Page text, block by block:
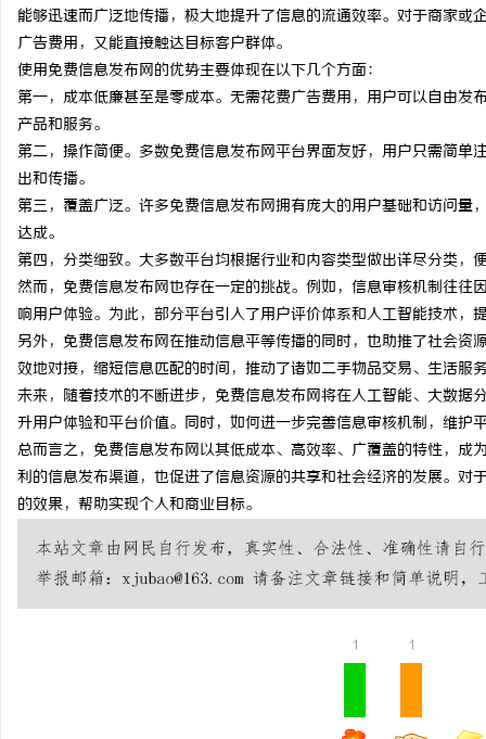
能够迅速而广泛地传播，极大地提升了信息的流通效率。对于商家
广告费用，又能直接触达目标客户群体。
使用免费信息发布网的优势主要体现在以下几个方面：
第一，成本低廉甚至是零成本。无需花费广告费用，用户可以自由
产品和服务。
第二，操作简便。多数免费信息发布网平台界面友好，用户只需简
出和传播。
第三，覆盖广泛。许多免费信息发布网拥有庞大的用户基础和访问
达成。
第四，分类细致。大多数平台均根据行业和内容类型做出详尽分类，
然而，免费信息发布网也存在一定的挑战。例如，信息审核机制往
响用户体验。为此，部分平台引入了用户评价体系和人工智能技术，
另外，免费信息发布网在推动信息平等传播的同时，也助推了社会
效地对接，缩短信息匹配的时间，推动了诸如二手物品交易、生活服
未来，随着技术的不断进步，免费信息发布网将在人工智能、大数
升用户体验和平台价值。同时，如何进一步完善信息审核机制，维护
总而言之，免费信息发布网以其低成本、高效率、广覆盖的特性，
利的信息发布渠道，也促进了信息资源的共享和社会经济的发展。
的效果，帮助实现个人和商业目标。
1 1
上海工业设备设计的发